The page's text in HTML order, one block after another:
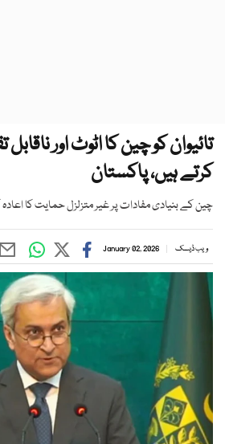
تائیوان کو چین کا اٹوٹ اور
کرتے ہیں، پاکستان
چین کے بنیادی مفادات پر غیر متزلزل حمایت کا
ویب ڈیسک January 02, 2026